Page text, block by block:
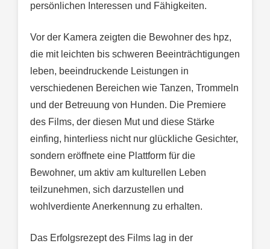
persönlichen Interessen und Fähigkeiten.
Vor der Kamera zeigten die Bewohner des hpz,
die mit leichten bis schweren Beeinträchtigungen
leben, beeindruckende Leistungen in
verschiedenen Bereichen wie Tanzen, Trommeln
und der Betreuung von Hunden. Die Premiere
des Films, der diesen Mut und diese Stärke
einfing, hinterliess nicht nur glückliche Gesichter,
sondern eröffnete eine Plattform für die
Bewohner, um aktiv am kulturellen Leben
teilzunehmen, sich darzustellen und
wohlverdiente Anerkennung zu erhalten.
Das Erfolgsrezept des Films lag in der